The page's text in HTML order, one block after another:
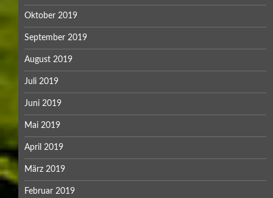
Oktober 2019
September 2019
August 2019
Juli 2019
Juni 2019
Mai 2019
April 2019
März 2019
Februar 2019